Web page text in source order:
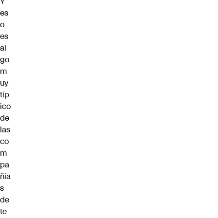
es
o
es
al
go
m
uy
típ
ico
de
las
co
m
pa
ñía
s
de
te